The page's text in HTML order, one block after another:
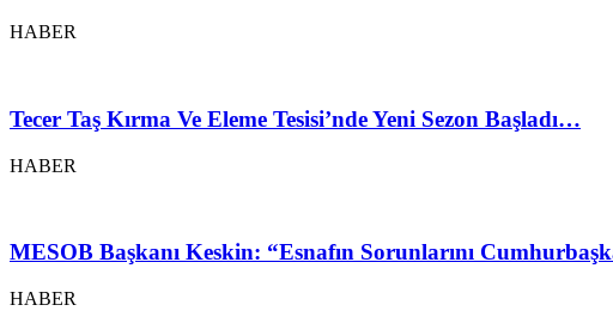
HABER
Tecer Taş Kırma Ve Eleme Tesisi’nde Yeni Sezon Başladı…
HABER
MESOB Başkanı Keskin: “Esnafın Sorunlarını
HABER